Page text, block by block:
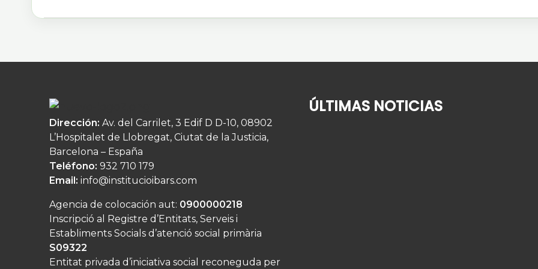
Dirección: Av. del Carrilet, 3 Edif D D-10, 08902
L’Hospitalet de Llobregat, Ciutat de la Justicia,
Barcelona – España
Teléfono: 932 710 179
Email: info@institucioibars.com
Agencia de colocación aut: 0900000218
Inscripció al Registre d’Entitats, Serveis i
Establiments Socials d’atenció social primària
S09322
Entitat privada d’iniciativa social reconeguda per
ÚLTIMAS NOTICIAS